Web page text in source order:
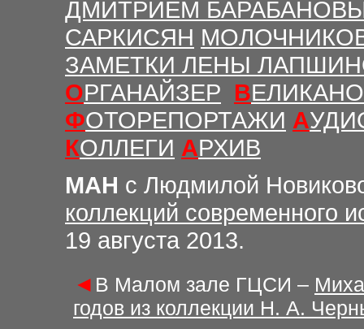
ДМИТРИЕМ
САРКИСЯН
ЗАМЕТКИ ЛЕНЫ
ОРГАНАЙЗЕР В
ФОТОРЕПОРТАЖИ А
КОЛЛЕГИ АРХИВ
МАН с Людмилой
коллекций современного
19 августа 2013.
◄ В Малом зале ГЦСИ –
годов из коллекции Н. А.